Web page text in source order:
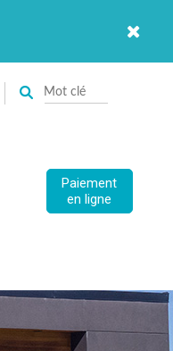
Paiement
en ligne